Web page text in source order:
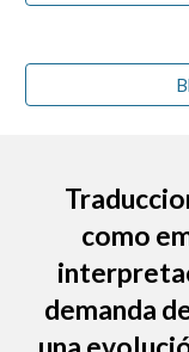
como
demanda